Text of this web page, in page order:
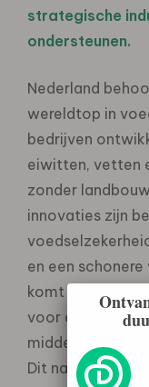
strategische
ondersteunen.
Nederland
wereldtop in
bedrijven
eiwitten, vetten
zonder
innovaties zijn
en een
komt op een
voor eind
middelen
Dit najaar maken